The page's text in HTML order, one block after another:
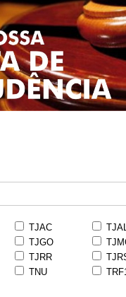
TJAC
TJGO
TJRR
TNU